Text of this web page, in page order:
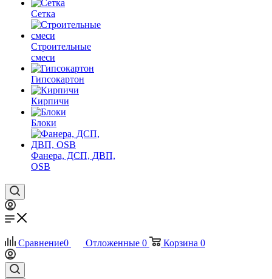
Сетка
Строительные
смеси
Гипсокартон
Кирпичи
Блоки
Фанера, ДСП, ДВП,
OSB
Сравнение0 Отложенные 0 Корзина 0